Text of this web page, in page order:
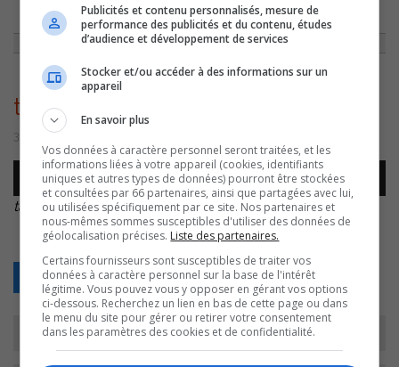
CHRONIQUES »MYRIAM NOUS PARLE DU TARTUFFE!
TARTUFFE-AU-TNM-1-OCTOBRE-2016
tartuffe-au-tnm-1-octobre-2016
3 octobre 2016 | Par Comm CJSO
Lecteur
audio
00:00
tartuffe-au-tnm-1-octobre-2016.
Retour
Publicités et contenu personnalisés, mesure de
performance des publicités et du contenu, études
d’audience et développement de services
Stocker et/ou accéder à des informations sur un
appareil
En savoir plus
Vos données à caractère personnel seront traitées, et les
informations liées à votre appareil (cookies, identifiants
uniques et autres types de données) pourront être stockées
et consultées par 66 partenaires, ainsi que partagées avec lui,
ou utilisées spécifiquement par ce site. Nos partenaires et
nous-mêmes sommes susceptibles d'utiliser des données de
géolocalisation précises. Liste des partenaires.
Certains fournisseurs sont susceptibles de traiter vos
données à caractère personnel sur la base de l'intérêt
légitime. Vous pouvez vous y opposer en gérant vos options
ci-dessous. Recherchez un lien en bas de cette page ou dans
le menu du site pour gérer ou retirer votre consentement
dans les paramètres des cookies et de confidentialité.